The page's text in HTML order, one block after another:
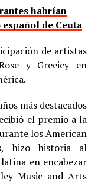
habrían
de Ceuta
de artistas
y Greeicy en
más destacados
el premio a la
los American
hizo historia al
en encabezar
Music and Arts